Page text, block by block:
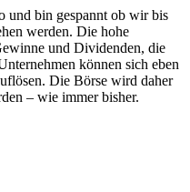
und bin gespannt ob wir bis
werden. Die hohe
und Dividenden, die
können sich eben
Die Börse wird daher
– wie immer bisher.